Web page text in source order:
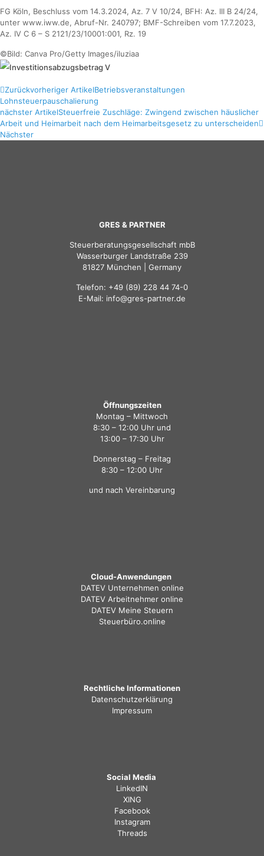
FG Köln, Beschluss vom 14.3.2024, Az. 7 V 10/24, BFH: Az. III B 24/24,
unter www.iww.de, Abruf-Nr. 240797; BMF-Schreiben vom 17.7.2023,
Az. IV C 6 – S 2121/23/10001:001, Rz. 19
©Bild: Canva Pro/Getty Images/iluziaa
Zurückvorheriger ArtikelBetriebsveranstaltungen
Lohnsteuerpauschalierung
nächster ArtikelSteuerfreie Zuschläge: Zwingend zwischen häuslicher
Arbeit und Heimarbeit nach dem Heimarbeitsgesetz zu unterscheiden
Nächster
GRES & PARTNER
Steuerberatungsgesellschaft mbB
Wasserburger Landstraße 239
81827 München | Germany
Telefon: +49 (89) 228 44 74-0
E-Mail: info@gres-partner.de
Öffnungszeiten
Montag – Mittwoch
8:30 – 12:00 Uhr und
13:00 – 17:30 Uhr
Donnerstag – Freitag
8:30 – 12:00 Uhr
und nach Vereinbarung
Cloud-Anwendungen
DATEV Unternehmen online
DATEV Arbeitnehmer online
DATEV Meine Steuern
Steuerbüro.online
Rechtliche Informationen
Datenschutzerklärung
Impressum
Social Media
LinkedIN
XING
Facebook
Instagram
Threads